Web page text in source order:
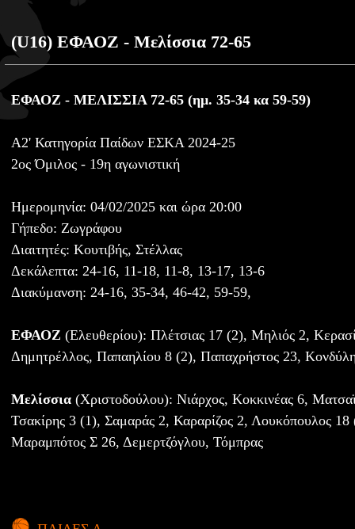
(U16) ΕΦΑΟΖ - Μελίσσια 72-65
ΕΦΑΟΖ - ΜΕΛΙΣΣΙΑ 72-65 (ημ. 35-34 κα 59-59)
Α2' Κατηγορία Παίδων ΕΣΚΑ 2024-25
2ος Όμιλος - 19η αγωνιστική
Ημερομηνία: 04/02/2025 και ώρα 20:00
Γήπεδο: Ζωγράφου
Διαιτητές: Κουτιβής, Στέλλας
Δεκάλεπτα: 24-16, 11-18, 11-8, 13-17, 13-6
Διακύμανση: 24-16, 35-34, 46-42, 59-59,
ΕΦΑΟΖ (Ελευθερίου): Πλέτσιας 17 (2), Μηλιός 2,
Δημητρέλλος, Παπαηλίου 8 (2), Παπαχρήστος 23,
Μελίσσια (Χριστοδούλου): Νιάρχος, Κοκκινέας 6,
Τσακίρης 3 (1), Σαμαράς 2, Καραρίζος 2, Λουκόπουλος
Μαραμπότος Σ 26, Δεμερτζόγλου, Τόμπρας